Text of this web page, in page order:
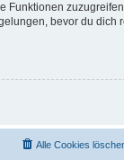
Funktionen
bevor du dich
Alle Cookies